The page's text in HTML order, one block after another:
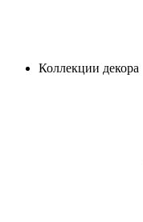
Коллекции декора